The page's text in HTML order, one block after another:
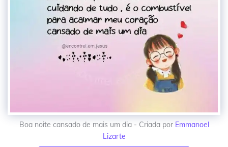
Boa noite cansado de mais um dia - Criada por Emmanoel
Lizarte